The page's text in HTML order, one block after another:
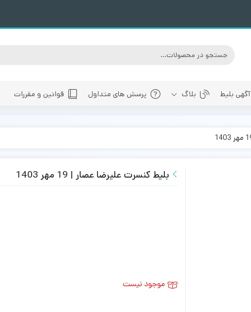
بلیط کنسرت های پیش رو شیراز
آگهی بلیط بلاگ پرسش های متداول قوانین و مقررات
بلیط کنسرت علیرضا عصار | 19 مهر 1403
موجود نیست